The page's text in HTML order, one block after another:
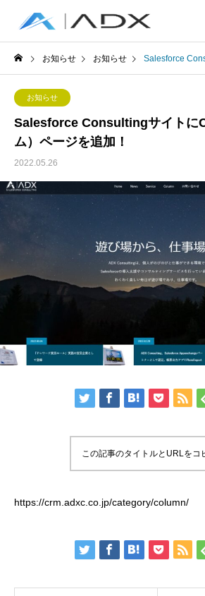
お知らせ お知らせ Salesforce Consultingサイ
お知らせ
Salesforce Consultingサイトに
ム）ページを追加！
2022.05.26
この記事のタイトルとURLをコ
https://crm.adxc.co.jp/category/column/